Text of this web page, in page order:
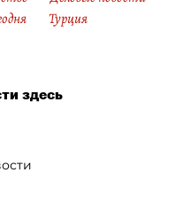
Турция
здесь